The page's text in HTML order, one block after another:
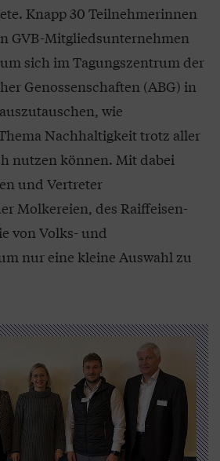
Knapp 30 Teilnehmerinnen
GVB-Mitgliedsunternehmen
sich im Tagungszentrum der
Genossenschaften (ABG) in
wie
Nachhaltigkeit trotz aller
nutzen können. Mit dabei
und Vertreter
Molkereien, des Raiffeisen-
von Volks- und
nur eine kleine Auswahl zu